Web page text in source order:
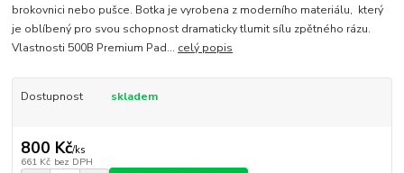
brokovnici nebo pušce. Botka je vyrobena z moderního materiálu, který
je oblíbený pro svou schopnost dramaticky tlumit sílu zpětného rázu.
Vlastnosti 500B Premium Pad... celý popis
Dostupnost skladem
800 Kč/ks
661 Kč bez DPH